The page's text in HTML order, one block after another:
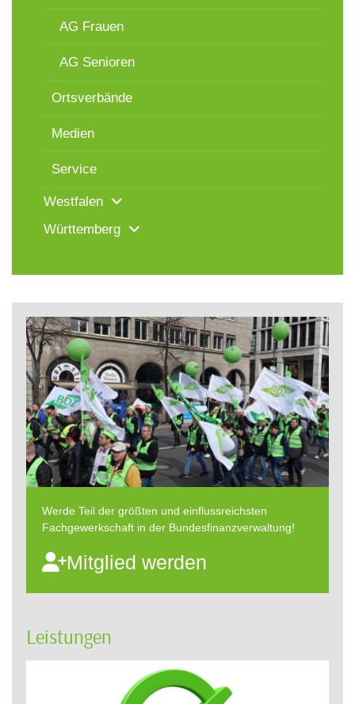
AG Frauen
AG Senioren
Ortsverbände
Medien
Service
Westfalen
Württemberg
Werde Teil der größten und einflussreichsten
Fachgewerkschaft in der Bundesfinanzverwaltung!
Mitglied werden
Leistungen